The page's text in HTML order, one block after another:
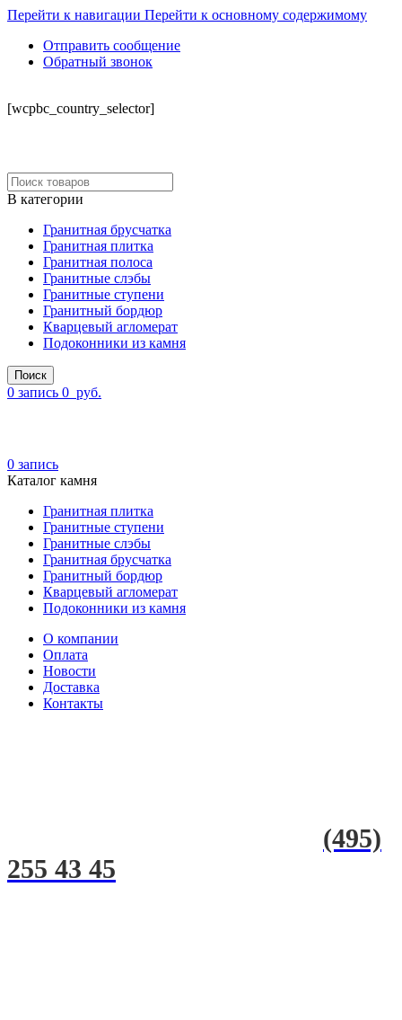
Перейти к навигации Перейти к основному содержимому
Отправить сообщение
Обратный звонок
[wcpbc_country_selector]
В категории
Гранитная брусчатка
Гранитная плитка
Гранитная полоса
Гранитные слэбы
Гранитные ступени
Гранитный бордюр
Кварцевый агломерат
Подоконники из камня
Поиск
0 запись 0 руб.
0 запись
Каталог камня
Гранитная плитка
Гранитные ступени
Гранитные слэбы
Гранитная брусчатка
Гранитный бордюр
Кварцевый агломерат
Подоконники из камня
О компании
Оплата
Новости
Доставка
Контакты
(495)
255 43 45